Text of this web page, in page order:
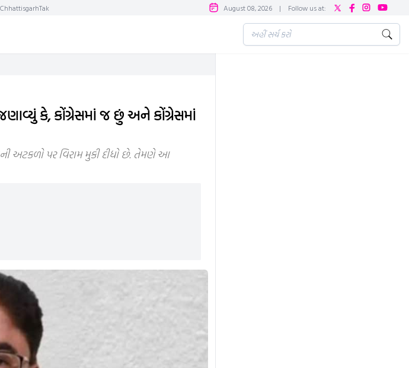
ChhattisgarhTak August 08, 2026 | Follow us at:
કે, કોંગ્રેસમાં જ છું અને કોંગ્રેસમાં
અટકળો પર વિરામ મુકી દીધો છે. તેમણે આ